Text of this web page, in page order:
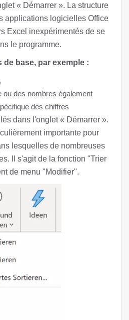
« Démarrer ». La structure
applications logicielles Office
Excel inexpérimentés de se
le programme.
base, par exemple :
ou des nombres également
des chiffres
dans l'onglet « Démarrer ».
importante pour
lesquelles de nombreuses
Il s'agit de la fonction "Trier
de menu "Modifier".